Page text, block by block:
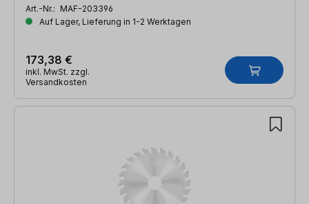
Art.-Nr.: MAF-203396
Auf Lager, Lieferung in 1-2 Werktagen
173,38 €
inkl. MwSt. zzgl.
Versandkosten